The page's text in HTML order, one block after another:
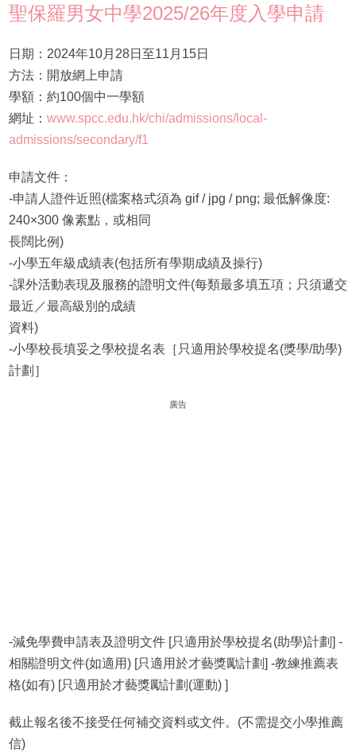
聖保羅男女中學2025/26年度入學申請
日期：2024年10月28日至11月15日
方法：開放網上申請
學額：約100個中一學額
網址： www.spcc.edu.hk/chi/admissions/local-
admissions/secondary/f1
申請文件：
-申請人證件近照(檔案格式須為 gif / jpg / png; 最低解像度:
240×300 像素點，或相同
長闊比例)
-小學五年級成績表(包括所有學期成績及操行)
-課外活動表現及服務的證明文件(每類最多填五項；只須遞交
最近／最高級別的成績
資料)
-小學校長填妥之學校提名表［只適用於學校提名(獎學/助學)
計劃］
廣告
-減免學費申請表及證明文件 [只適用於學校提名(助學)計劃] -
相關證明文件(如適用) [只適用於才藝獎勵計劃] -教練推薦表
格(如有) [只適用於才藝獎勵計劃(運動) ]
截止報名後不接受任何補交資料或文件。(不需提交小學推薦
信)